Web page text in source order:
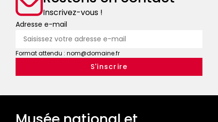
Inscrivez-vous !
Adresse e-mail
Format attendu : nom@domaine.fr